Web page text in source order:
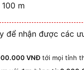
m
để nhận được các
VNĐ tới mọi tỉnh